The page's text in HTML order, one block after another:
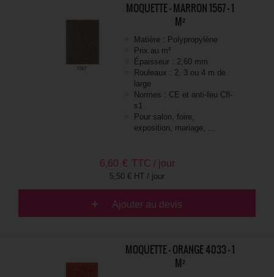
MOQUETTE - MARRON 1567 - 1
M²
Matière : Polypropylène
Prix au m²
Épaisseur : 2,60 mm
Rouleaux : 2, 3 ou 4 m de
large
Normes : CE et anti-feu Cfl-
s1
Pour salon, foire,
exposition, mariage, ...
6,60 € TTC / jour
5,50 € HT / jour
Ajouter au devis
MOQUETTE - ORANGE 4033 - 1
M²